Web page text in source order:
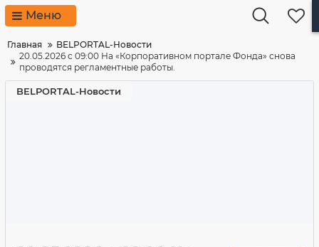
Меню
Главная
BELPORTAL-Новости
20.05.2026 с 09:00 На «Корпоративном портале Фонда» снова
проводятся регламентные работы.
BELPORTAL-Новости